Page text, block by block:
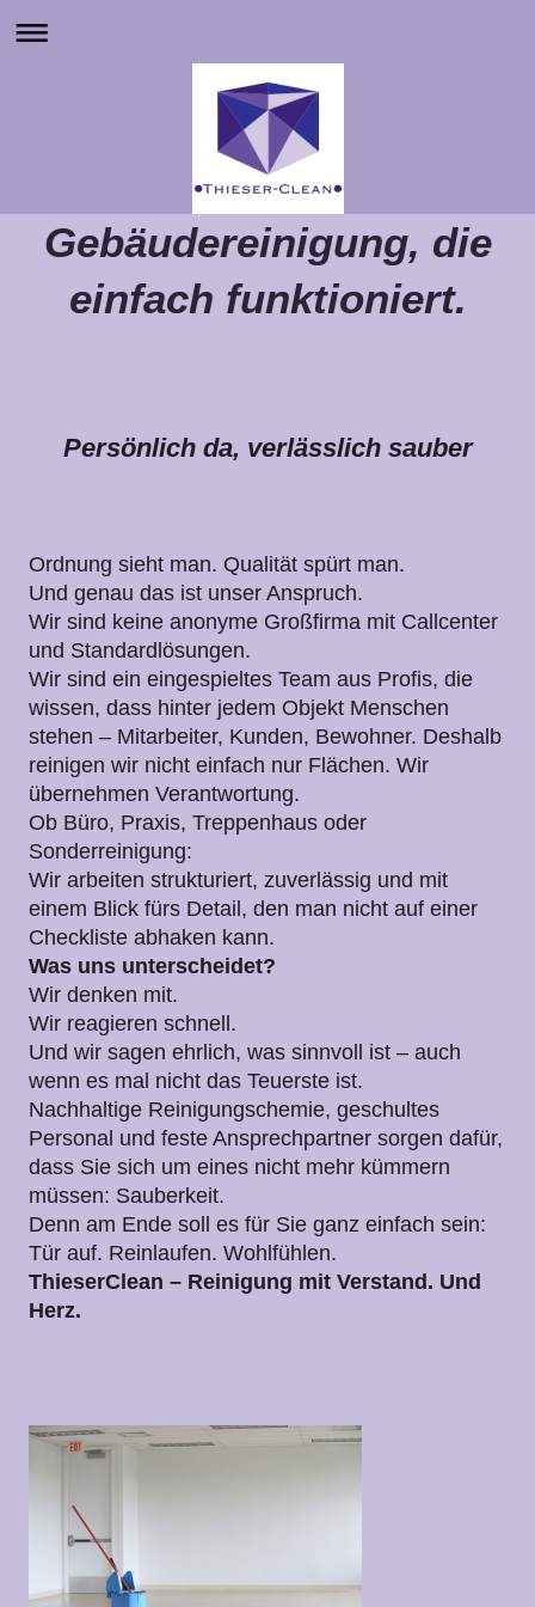
Gebäudereinigung, die
einfach funktioniert.
Persönlich da, verlässlich sauber
Ordnung sieht man. Qualität spürt man.
Und genau das ist unser Anspruch.
Wir sind keine anonyme Großfirma mit Callcenter
und Standardlösungen.
Wir sind ein eingespieltes Team aus Profis, die
wissen, dass hinter jedem Objekt Menschen
stehen – Mitarbeiter, Kunden, Bewohner. Deshalb
reinigen wir nicht einfach nur Flächen. Wir
übernehmen Verantwortung.
Ob Büro, Praxis, Treppenhaus oder
Sonderreinigung:
Wir arbeiten strukturiert, zuverlässig und mit
einem Blick fürs Detail, den man nicht auf einer
Checkliste abhaken kann.
Was uns unterscheidet?
Wir denken mit.
Wir reagieren schnell.
Und wir sagen ehrlich, was sinnvoll ist – auch
wenn es mal nicht das Teuerste ist.
Nachhaltige Reinigungschemie, geschultes
Personal und feste Ansprechpartner sorgen dafür,
dass Sie sich um eines nicht mehr kümmern
müssen: Sauberkeit.
Denn am Ende soll es für Sie ganz einfach sein:
Tür auf. Reinlaufen. Wohlfühlen.
ThieserClean – Reinigung mit Verstand. Und
Herz.